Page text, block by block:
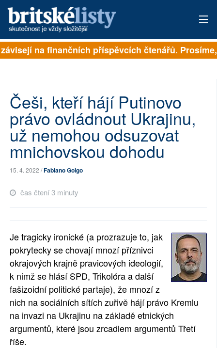
PŘIHLÁSIT
ARCHIV
ROZHOVORY
TÉMATA
RUBRIKY
PLNÁ VERZE STRÁNEK
na finančních příspěvcích čtenářů. Prosíme,
Češi, kteří hájí Putinovo
právo ovládnout Ukrajinu,
už nemohou odsuzovat
mnichovskou dohodu
15. 4. 2022 /Fabiano Golgo
čas čtení 3 minuty
Je tragicky ironické (a prozrazuje to, jak
pokrytecky se chovají mnozí příznivci
okrajových krajně pravicových ideologií,
k nimž se hlásí SPD, Trikolóra a další
fašizoidní politické partaje), že mnozí z
nich na sociálních sítích zuřivě hájí právo Kremlu
na invazi na Ukrajinu na základě etnických
argumentů, které jsou zrcadlem argumentů Třetí
říše.